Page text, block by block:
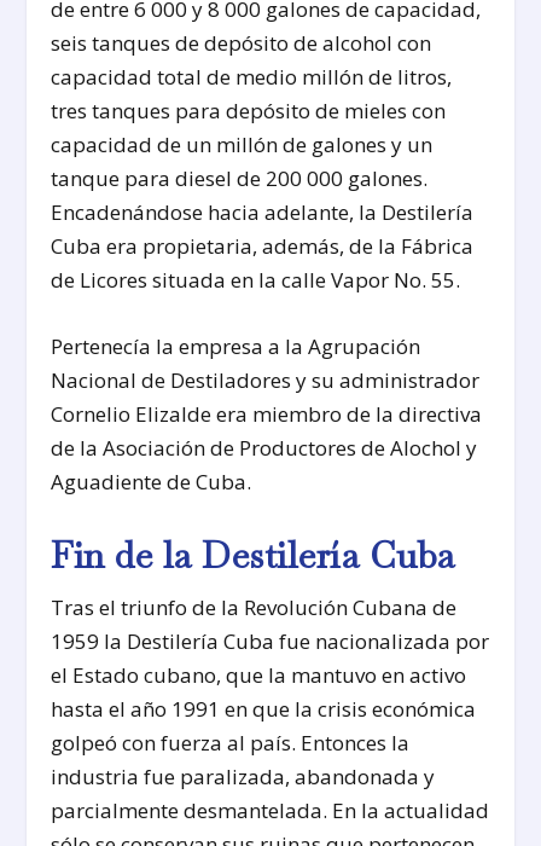
de entre 6 000 y 8 000 galones de capacidad,
seis tanques de depósito de alcohol con
capacidad total de medio millón de litros,
tres tanques para depósito de mieles con
capacidad de un millón de galones y un
tanque para diesel de 200 000 galones.
Encadenándose hacia adelante, la Destilería
Cuba era propietaria, además, de la Fábrica
de Licores situada en la calle Vapor No. 55.
Pertenecía la empresa a la Agrupación
Nacional de Destiladores y su administrador
Cornelio Elizalde era miembro de la directiva
de la Asociación de Productores de Alochol y
Aguadiente de Cuba.
Fin de la Destilería Cuba
Tras el triunfo de la Revolución Cubana de
1959 la Destilería Cuba fue nacionalizada por
el Estado cubano, que la mantuvo en activo
hasta el año 1991 en que la crisis económica
golpeó con fuerza al país. Entonces la
industria fue paralizada, abandonada y
parcialmente desmantelada. En la actualidad